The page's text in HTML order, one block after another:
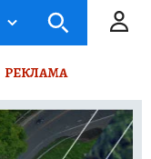
РЕКЛАМА